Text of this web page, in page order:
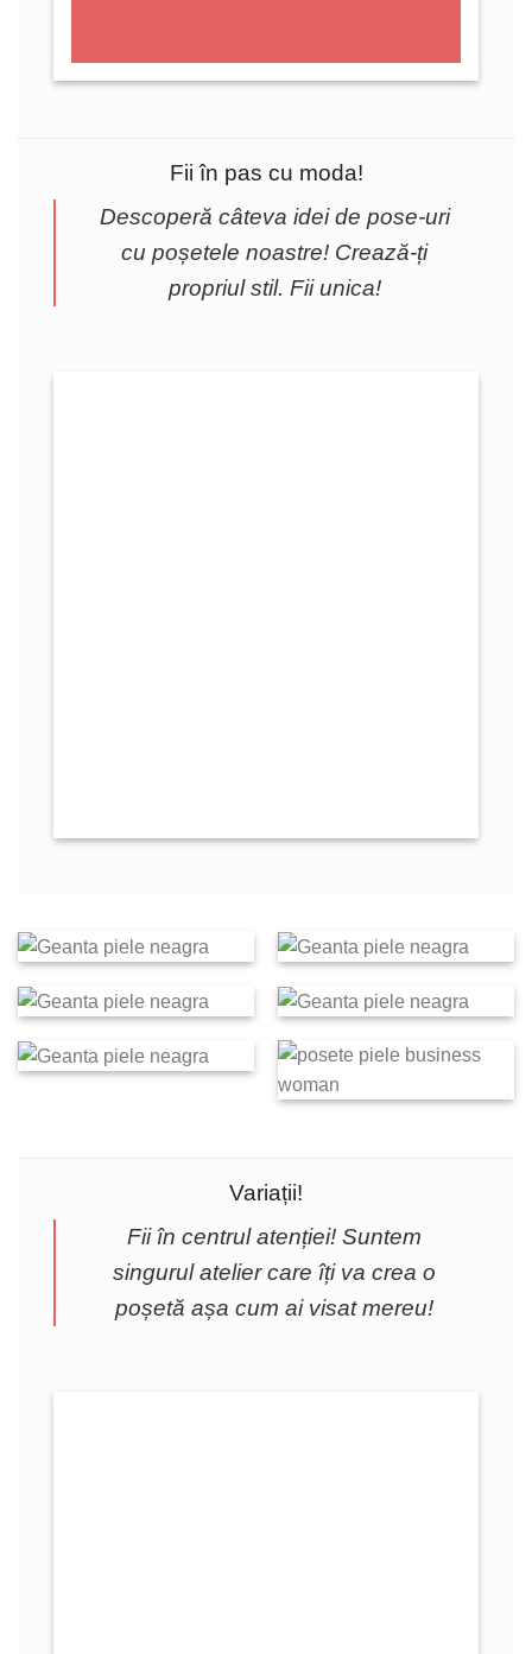
Fii în pas cu moda!
Descoperă câteva idei de pose-uri
cu poșetele noastre! Crează-ți
propriul stil. Fii unica!
Variații!
Fii în centrul atenției! Suntem
singurul atelier care îți va crea o
poșetă așa cum ai visat mereu!